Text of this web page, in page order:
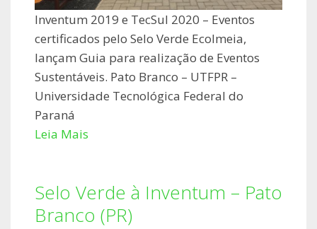
Inventum 2019 e TecSul 2020 – Eventos
certificados pelo Selo Verde Ecolmeia,
lançam Guia para realização de Eventos
Sustentáveis. Pato Branco – UTFPR –
Universidade Tecnológica Federal do
Paraná
Leia Mais
Selo Verde à Inventum – Pato
Branco (PR)